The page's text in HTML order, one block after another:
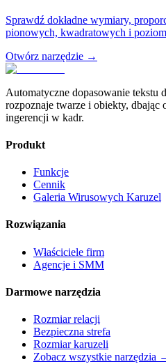
Sprawdź dokładne wymiary,
pionowych, kwadratowych i
Otwórz narzędzie →
Automatyczne dopasowanie tekstu
rozpoznaje twarze i obiekty, dbając
ingerencji w kadr.
Produkt
Funkcje
Cennik
Galeria Wirusowych Karuzel
Rozwiązania
Właściciele firm
Agencje i SMM
Darmowe narzędzia
Rozmiar relacji
Bezpieczna strefa
Rozmiar karuzeli
Zobacz wszystkie narzędzia